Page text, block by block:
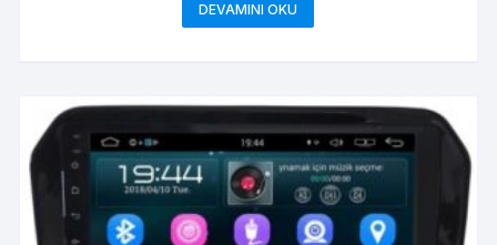
DEVAMINI OKU